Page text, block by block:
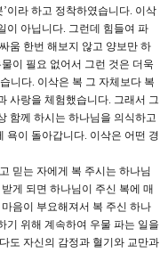
이라 하고 정착하였습니다. 이삭
이 아닙니다. 그런데 힘들여 파
움 한번 해보지 않고 양보만 하
이 필요 없어서 그런 것은 더욱
니다. 이삭은 복 그 자체보다 복
사랑을 체험했습니다. 그래서 그
함께 하시는 하나님을 의식하고
욕이 돌아갑니다. 이삭은 어떤 경
믿는 자에게 복 주시는 하나님
게 되면 하나님이 주신 복에 매
음이 부요해져서 복 주신 하나
기 위해 계속하여 우물 파는 일을
도 자신의 감정과 혈기와 교만과